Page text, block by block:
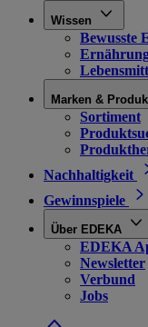
Wissen
Bewusste
Marken &
Sortiment
Nachhaltigkeit
Gewinnspiele
Über EDEKA
EDEKA
Newsletter
Verbund
Jobs